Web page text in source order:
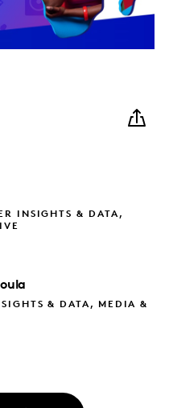
INSIGHTS & DATA,
& DATA, MEDIA &